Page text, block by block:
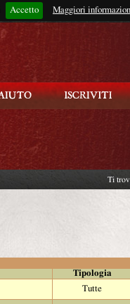
Accetto Maggiori
Rimani connesso?
Ti
Tipologia
Tutte